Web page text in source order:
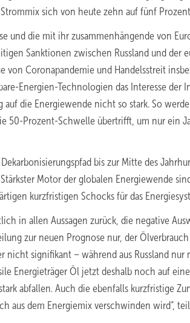
sich von heute zehn auf fünf
und die mit ihr zusammenhängende von
Sanktionen zwischen Russland und der
von Coronapandemie und Handelsstreit
Energien-Technologien das Interesse der
auf die Energiewende nicht so stark. So
50-Prozent-Schwelle übertrifft, um nur ein
bis zur Mitte des
Motor der globalen Energiewende
kurzfristigen Schocks für das
in allen Aussagen zurück, die negative
zur neuen Prognose nur, der
nicht signifikant – während aus Russland
Energieträger Öl jetzt deshalb noch auf
abfallen. Auch die ebenfalls kurzfristige
aus dem Energiemix verschwinden wird“,